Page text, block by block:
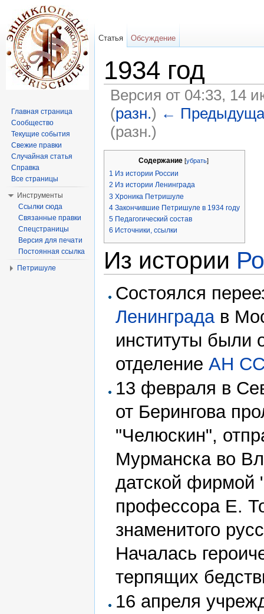
1934 год
Версия от 04:33, 14
(разн.) ←
(разн.)
Содержание [убрать]
1 Из истории России
2 Из истории Ленинграда
3 Хроника Петришуле
4 Закончившие Петришуле в 1934 году
5 Педагогический состав
6 Источники, ссылки
Из истории
Состоялся
Ленинградав
институты были
отделениеАН
13 февраля в
от Берингова
"Челюскин",
Мурманска во
датской фирмой
профессора Е.
знаменитого
Началась
терпящих
16 апреля
Статья Обсуждение
Главная страница
Сообщество
Текущие события
Свежие правки
Случайная статья
Справка
Все страницы
Инструменты
Ссылки сюда
Связанные правки
Спецстраницы
Версия для печати
Постоянная ссылка
Петришуле